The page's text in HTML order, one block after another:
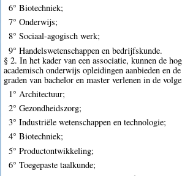
6° Biotechniek;
7° Onderwijs;
8° Sociaal-agogisch werk;
9° Handelswetenschappen en bedrijfskunde.
§ 2. In het kader van een associatie, kunnen de
academisch onderwijs opleidingen aanbieden en
graden van bachelor en master verlenen in de
1° Architectuur;
2° Gezondheidszorg;
3° Industriële wetenschappen en technologie;
4° Biotechniek;
5° Productontwikkeling;
6° Toegepaste taalkunde;